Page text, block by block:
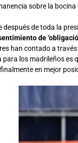
sobre la
después de toda la
de
han contado a
los madrileños es
en mejor